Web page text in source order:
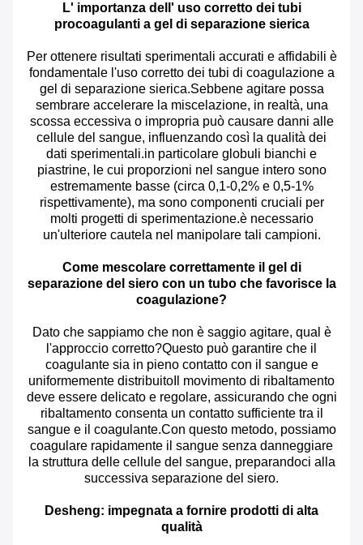
L' importanza dell' uso corretto dei tubi
procoagulanti a gel di separazione sierica
Per ottenere risultati sperimentali accurati e affidabili è
fondamentale l'uso corretto dei tubi di coagulazione a
gel di separazione sierica.Sebbene agitare possa
sembrare accelerare la miscelazione, in realtà, una
scossa eccessiva o impropria può causare danni alle
cellule del sangue, influenzando così la qualità dei
dati sperimentali.in particolare globuli bianchi e
piastrine, le cui proporzioni nel sangue intero sono
estremamente basse (circa 0,1-0,2% e 0,5-1%
rispettivamente), ma sono componenti cruciali per
molti progetti di sperimentazione.è necessario
un'ulteriore cautela nel manipolare tali campioni.
Come mescolare correttamente il gel di
separazione del siero con un tubo che favorisce la
coagulazione?
Dato che sappiamo che non è saggio agitare, qual è
l'approccio corretto?Questo può garantire che il
coagulante sia in pieno contatto con il sangue e
uniformemente distribuitoIl movimento di ribaltamento
deve essere delicato e regolare, assicurando che ogni
ribaltamento consenta un contatto sufficiente tra il
sangue e il coagulante.Con questo metodo, possiamo
coagulare rapidamente il sangue senza danneggiare
la struttura delle cellule del sangue, preparandoci alla
successiva separazione del siero.
Desheng: impegnata a fornire prodotti di alta
qualità